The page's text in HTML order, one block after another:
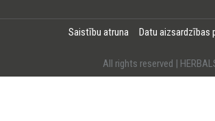
Saistību atruna Datu aizsardzības
All rights reserved |